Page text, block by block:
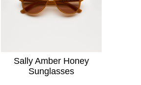
Sally Amber Honey
Sunglasses